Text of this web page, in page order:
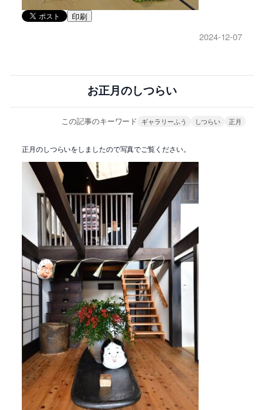
印刷
2024-12-07
お正月のしつらい
この記事のキーワード ギャラリーふう しつらい 正月
正月のしつらいをしましたので写真でご覧ください。